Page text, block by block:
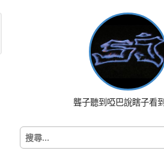
聾子聽到啞巴說瞎子看
搜
尋